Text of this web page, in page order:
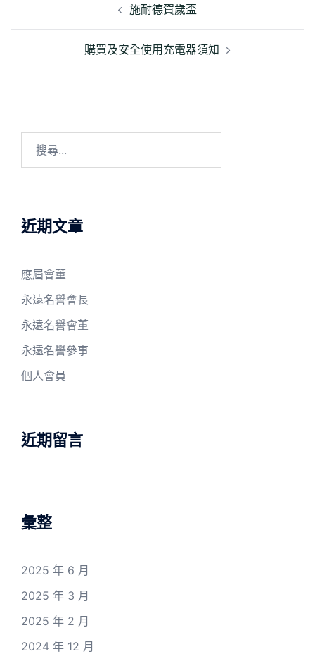
導
施耐德賀歲盃
購買及安全使用充電器須知
字:
近期文章
應屆會董
永遠名譽會長
永遠名譽會董
永遠名譽參事
個人會員
近期留言
彙整
2025 年 6 月
2025 年 3 月
2025 年 2 月
2024 年 12 月